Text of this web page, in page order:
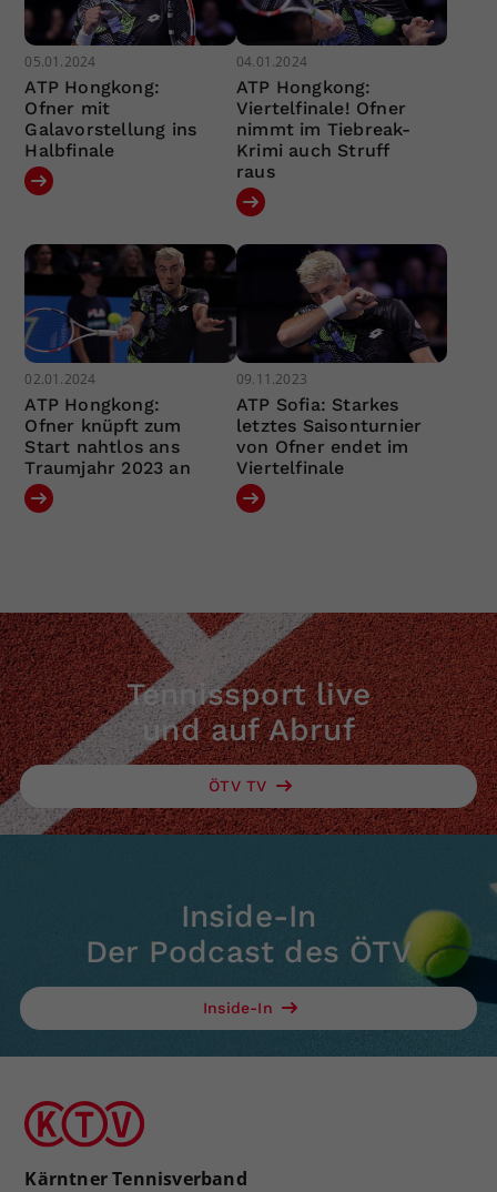
05.01.2024
ATP Hongkong:
Ofner mit
Galavorstellung ins
Halbfinale
04.01.2024
ATP Hongkong:
Viertelfinale! Ofner
nimmt im Tiebreak-
Krimi auch Struff
raus
02.01.2024
ATP Hongkong:
Ofner knüpft zum
Start nahtlos ans
Traumjahr 2023 an
09.11.2023
ATP Sofia: Starkes
letztes Saisonturnier
von Ofner endet im
Viertelfinale
Tennissport live
und auf Abruf
ÖTV TV
Inside-In
Der Podcast des ÖTV
Inside-In
Kärntner Tennisverband